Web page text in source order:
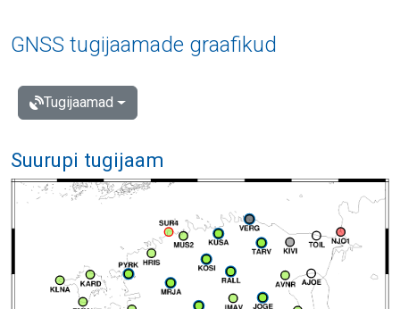
GNSS tugijaamade graafikud
Tugijaamad
Suurupi tugijaam